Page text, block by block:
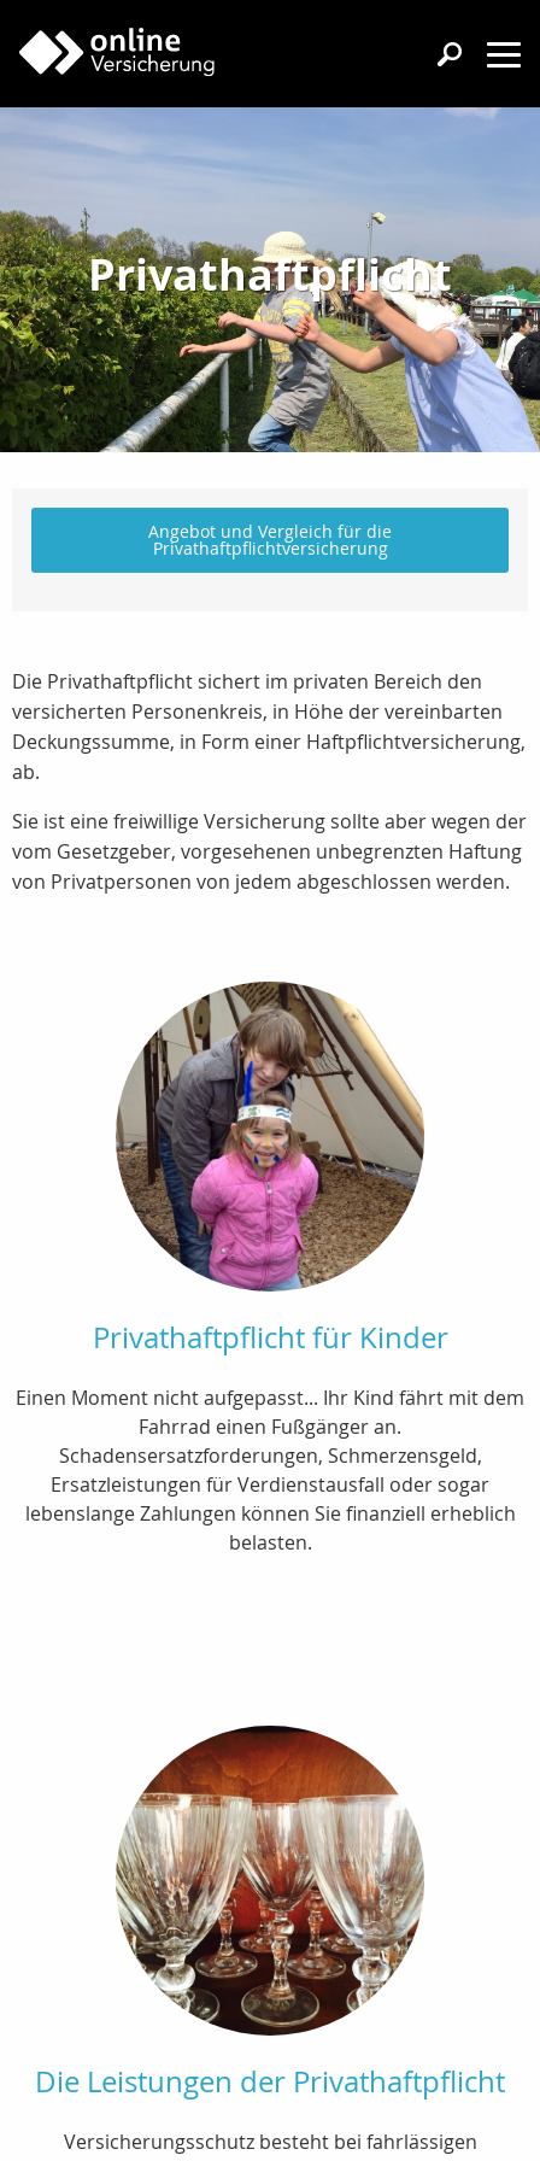
Privathaftpflicht
Angebot und Vergleich für die
Privathaftpflichtversicherung
Die Privathaftpflicht sichert im privaten Bereich den
versicherten Personenkreis, in Höhe der vereinbarten
Deckungssumme, in Form einer Haftpflichtversicherung,
ab.
Sie ist eine freiwillige Versicherung sollte aber wegen der
vom Gesetzgeber, vorgesehenen unbegrenzten Haftung
von Privatpersonen von jedem abgeschlossen werden.
Privathaftpflicht für Kinder
Einen Moment nicht aufgepasst... Ihr Kind fährt mit dem
Fahrrad einen Fußgänger an.
Schadensersatzforderungen, Schmerzensgeld,
Ersatzleistungen für Verdienstausfall oder sogar
lebenslange Zahlungen können Sie finanziell erheblich
belasten.
Die Leistungen der Privathaftpflicht
Versicherungsschutz besteht bei fahrlässigen